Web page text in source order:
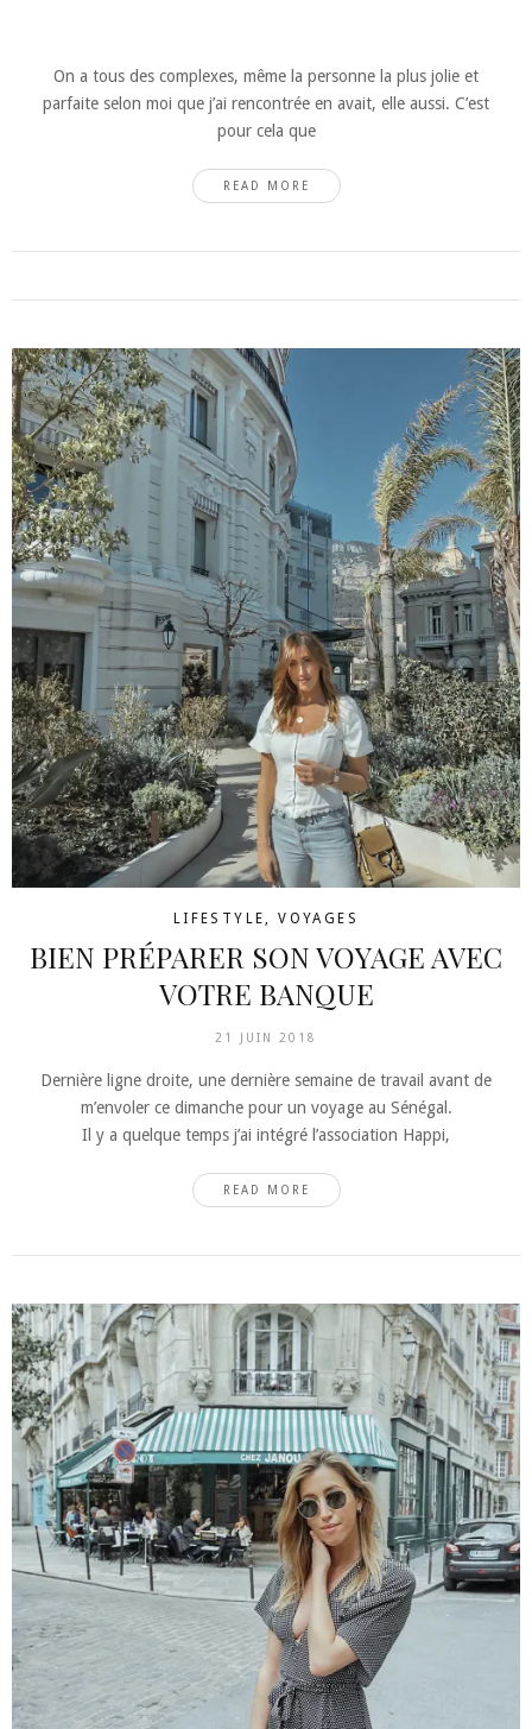
On a tous des complexes, même la personne la plus jolie et
parfaite selon moi que j’ai rencontrée en avait, elle aussi. C’est
pour cela que
READ MORE
LIFESTYLE,VOYAGES
BIEN PRÉPARER SON VOYAGE AVEC
VOTRE BANQUE
21 JUIN 2018
Dernière ligne droite, une dernière semaine de travail avant de
m’envoler ce dimanche pour un voyage au Sénégal.
Il y a quelque temps j’ai intégré l’association Happi,
READ MORE